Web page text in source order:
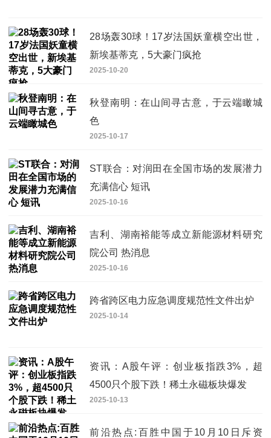
28场轰30球！17岁法国妖童横空出世，
新埃基蒂克，5大豪门疯抢
2025-10-20
秋登南明：在山间寻古意，于云端瞰城
色
2025-10-17
ST联合：对润田在全国市场的发展潜力
充满信心 短讯
2025-10-16
吉利、湖南裕能等成立新能源材料研究
院公司 热消息
2025-10-16
跨省跨区电力应急调度规范性文件出炉
2025-10-14
资讯：A股午评：创业板指跌3%，超
4500只个股下跌！稀土永磁板块爆发
2025-10-13
前沿热点:百胜中国于10月10日斥资